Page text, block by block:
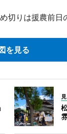
りは援農前日
を見る